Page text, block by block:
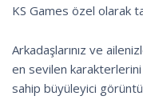
KS Games özel olarak
Arkadaşlarınız ve
en sevilen
sahip büyüleyici